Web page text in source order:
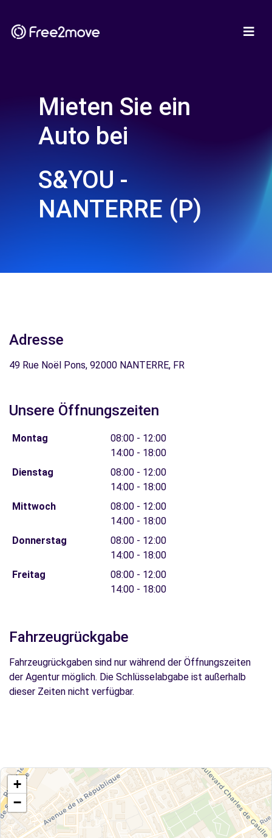
Mieten Sie ein
Auto bei
S&YOU -
NANTERRE (P)
Adresse
49 Rue Noël Pons, 92000 NANTERRE, FR
Unsere Öffnungszeiten
Montag
08:00 - 12:00
14:00 - 18:00
Dienstag
08:00 - 12:00
14:00 - 18:00
Mittwoch
08:00 - 12:00
14:00 - 18:00
Donnerstag
08:00 - 12:00
14:00 - 18:00
Freitag
08:00 - 12:00
14:00 - 18:00
Fahrzeugrückgabe
Fahrzeugrückgaben sind nur während der Öffnungszeiten
der Agentur möglich. Die Schlüsselabgabe ist außerhalb
dieser Zeiten nicht verfügbar.
+
−